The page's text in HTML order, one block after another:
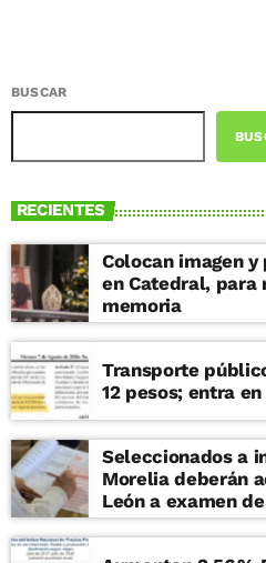
BUSCAR
RECIENTES
Colocan imagen
en Catedral, para
memoria
Transporte
12 pesos; entra
Seleccionados a
Morelia deberán
León a examen